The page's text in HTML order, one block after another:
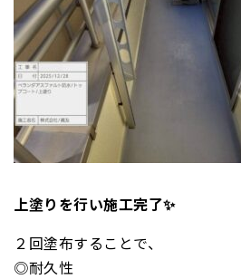
上塗りを行い施工完了✨
２回塗布することで、
◎耐久性